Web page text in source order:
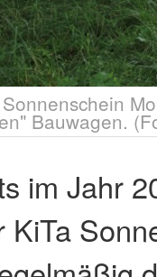
Bauwagen.
im Jahr
KiTa